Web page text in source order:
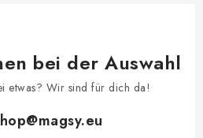
bei der Auswahl
etwas? Wir sind für dich da!
@magsy.eu